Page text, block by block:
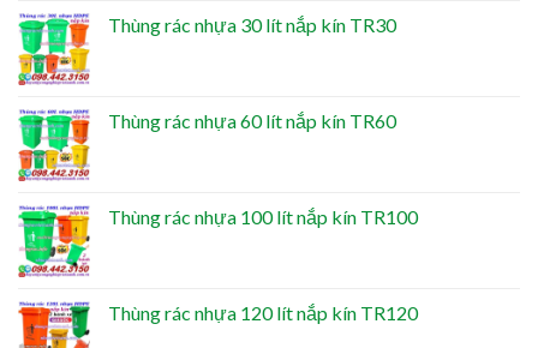
Thùng rác nhựa 30 lít nắp kín TR30
Thùng rác nhựa 60 lít nắp kín TR60
Thùng rác nhựa 100 lít nắp kín TR100
Thùng rác nhựa 120 lít nắp kín TR120